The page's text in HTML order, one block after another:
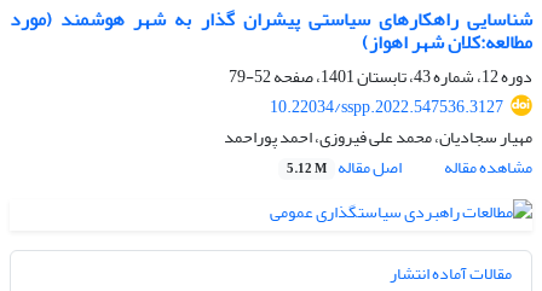
شناسایی راهکارهای سیاستی پیشران گذار به شهر هوشمند (مورد
مطالعه:کلان شهر اهواز)
دوره 12، شماره 43، تابستان 1401، صفحه
52-79
10.22034/sspp.2022.547536.3127
مهیار سجادیان، محمد علی فیروزی، احمد پوراحمد
مشاهده مقاله
اصل مقاله 5.12 M
مقالات آماده انتشار